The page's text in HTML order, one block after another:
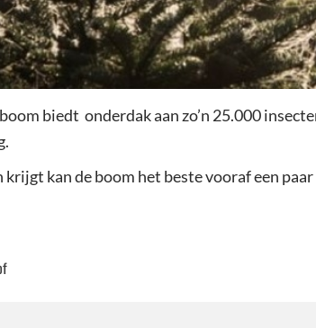
biedt onderdak aan zo’n 25.000
kan de boom het beste vooraf een